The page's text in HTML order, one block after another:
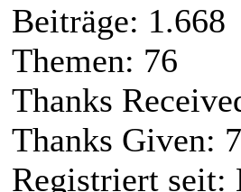
Beiträge: 1.668
Themen: 76
Thanks
Thanks Given:
Registriert seit: